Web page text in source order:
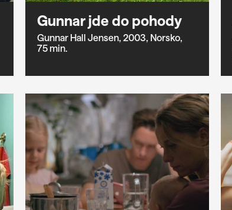
Gunnar jde do pohody
Gunnar Hall Jensen, 2003, Norsko,
75 min.